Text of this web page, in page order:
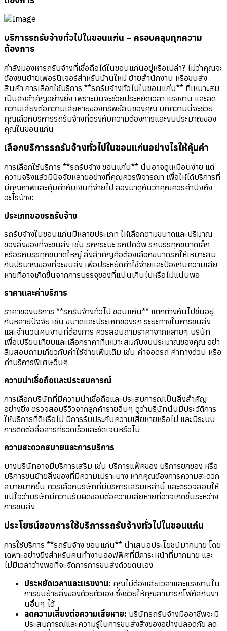
บริการรถรับจ้างทั่วไปในขอนแก่น – ครอบคลุมทุกความ
ต้องการ
กำลังมองหารถรับจ้างที่เชื่อถือได้ในขอนแก่นอยู่หรือเปล่า? ไม่ว่าคุณจะ
ต้องขนย้ายเฟอร์นิเจอร์สำหรับบ้านใหม่ ย้ายสำนักงาน หรือขนส่ง
สินค้า การเลือกใช้บริการ **รถรับจ้างทั่วไปในขอนแก่น** ที่เหมาะสม
เป็นสิ่งสำคัญอย่างยิ่ง เพราะมันจะช่วยประหยัดเวลา แรงงาน และลด
ความเสี่ยงต่อความเสียหายของทรัพย์สินของคุณ บทความนี้จะช่วย
คุณเลือกบริการรถรับจ้างที่ตรงกับความต้องการและงบประมาณของ
คุณในขอนแก่น
เลือกบริการรถรับจ้างทั่วไปในขอนแก่นอย่างไรให้คุ้มค่า
การเลือกใช้บริการ **รถรับจ้าง ขอนแก่น** นั้นอาจดูเหมือนง่าย แต่
ความจริงแล้วมีปัจจัยหลายอย่างที่คุณควรพิจารณา เพื่อให้ได้บริการที่
มีคุณภาพและคุ้มค่ากับเงินที่จ่ายไป ลองมาดูกันว่าคุณควรคำนึงถึง
อะไรบ้าง:
ประเภทของรถรับจ้าง
รถรับจ้างในขอนแก่นมีหลายประเภท ให้เลือกตามขนาดและปริมาณ
ของสิ่งของที่จะขนส่ง เช่น รถกระบะ รถปิคอัพ รถบรรทุกขนาดเล็ก
หรือรถบรรทุกขนาดใหญ่ สิ่งสำคัญคือต้องเลือกขนาดรถให้เหมาะสม
กับปริมาณของที่จะขนส่ง เพื่อประหยัดค่าใช้จ่ายและป้องกันความเสีย
หายที่อาจเกิดขึ้นจากการบรรจุของที่แน่นเกินไปหรือไม่แน่นพอ
ราคาและค่าบริการ
ราคาของบริการ **รถรับจ้างทั่วไป ขอนแก่น** แตกต่างกันไปขึ้นอยู่
กับหลายปัจจัย เช่น ขนาดและประเภทของรถ ระยะทางในการขนส่ง
และจำนวนคนงานที่ต้องการ ควรสอบถามราคาจากหลายๆ บริษัท
เพื่อเปรียบเทียบและเลือกราคาที่เหมาะสมกับงบประมาณของคุณ อย่า
ลืมสอบถามเกี่ยวกับค่าใช้จ่ายเพิ่มเติม เช่น ค่าจอดรถ ค่าทางด่วน หรือ
ค่าบริการพิเศษอื่นๆ
ความน่าเชื่อถือและประสบการณ์
การเลือกบริษัทที่มีความน่าเชื่อถือและประสบการณ์เป็นสิ่งสำคัญ
อย่างยิ่ง ตรวจสอบรีวิวจากลูกค้ารายอื่นๆ ดูว่าบริษัทนั้นมีประวัติการ
ให้บริการที่ดีหรือไม่ มีการรับประกันความเสียหายหรือไม่ และมีระบบ
การติดต่อสื่อสารที่รวดเร็วและชัดเจนหรือไม่
ความสะดวกสบายและการบริการ
บางบริษัทอาจมีบริการเสริม เช่น บริการแพ็คของ บริการยกของ หรือ
บริการขนย้ายสิ่งของที่มีความเปราะบาง หากคุณต้องการความสะดวก
สบายมากขึ้น ควรเลือกบริษัทที่มีบริการเสริมเหล่านี้ และตรวจสอบให้
แน่ใจว่าบริษัทมีความรับผิดชอบต่อความเสียหายที่อาจเกิดขึ้นระหว่าง
การขนส่ง
ประโยชน์ของการใช้บริการรถรับจ้างทั่วไปในขอนแก่น
การใช้บริการ **รถรับจ้าง ขอนแก่น** นำเสนอประโยชน์มากมาย โดย
เฉพาะอย่างยิ่งสำหรับคนทำงานออฟฟิศที่มีภาระหน้าที่มากมาย และ
ไม่มีเวลาว่างพอที่จะจัดการการขนส่งด้วยตนเอง
ประหยัดเวลาและแรงงาน: คุณไม่ต้องเสียเวลาและแรงงานใน
การขนย้ายสิ่งของด้วยตัวเอง ซึ่งช่วยให้คุณสามารถโฟกัสกับงา
นอื่นๆ ได้
ลดความเสี่ยงต่อความเสียหาย: บริษัทรถรับจ้างมืออาชีพจะมี
ประสบการณ์และความรู้ในการขนส่งสิ่งของอย่างปลอดภัย ลด